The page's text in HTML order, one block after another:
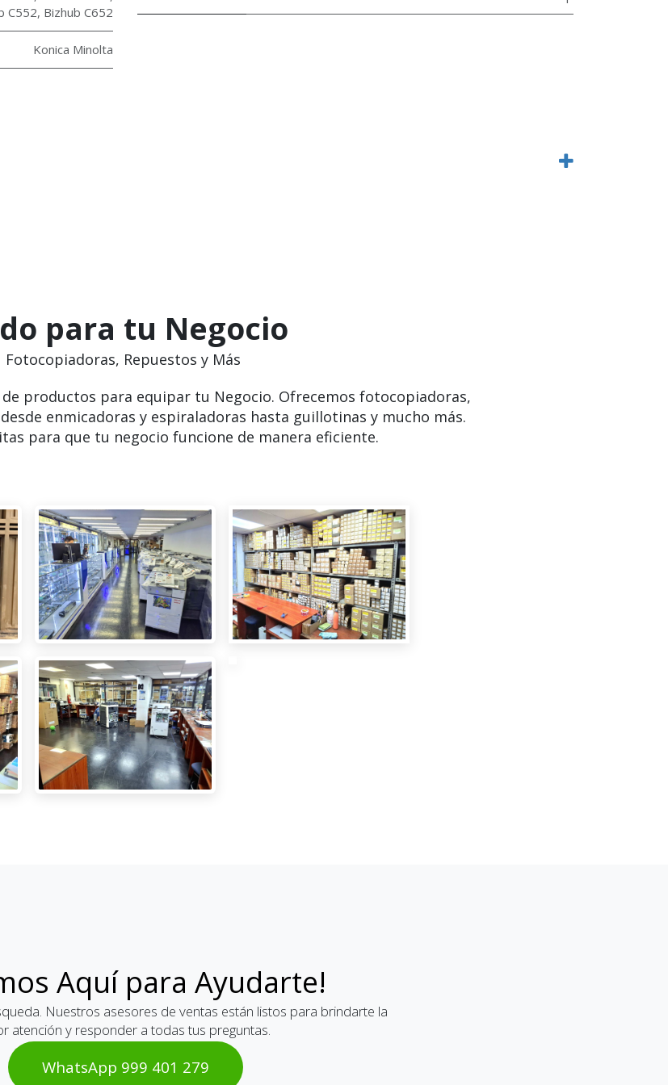
C552, Bizhub C652
Konica Minolta
para tu Negocio
Fotocopiadoras, Repuestos y Más
productos para equipar tu Negocio. Ofrecemos fotocopiadoras,
enmicadoras y espiraladoras hasta guillotinas y mucho más.
para que tu negocio funcione de manera eficiente.
Aquí para Ayudarte!
Nuestros asesores de ventas están listos para brindarte la
atención y responder a todas tus preguntas.
WhatsAp​​​​p 999 401 2​​79